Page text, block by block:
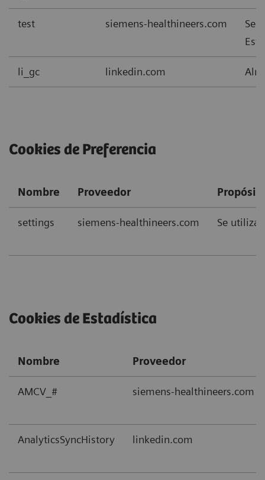
test siemens-healthineers.com
Se
li_gc linkedin.com
Cookies de Preferencia
Nombre Proveedor
settings siemens-healthineers.com Se utiliza
Cookies de Estadística
Nombre Proveedor
AMCV_# siemens-healthineers.com
AnalyticsSyncHistory linkedin.com